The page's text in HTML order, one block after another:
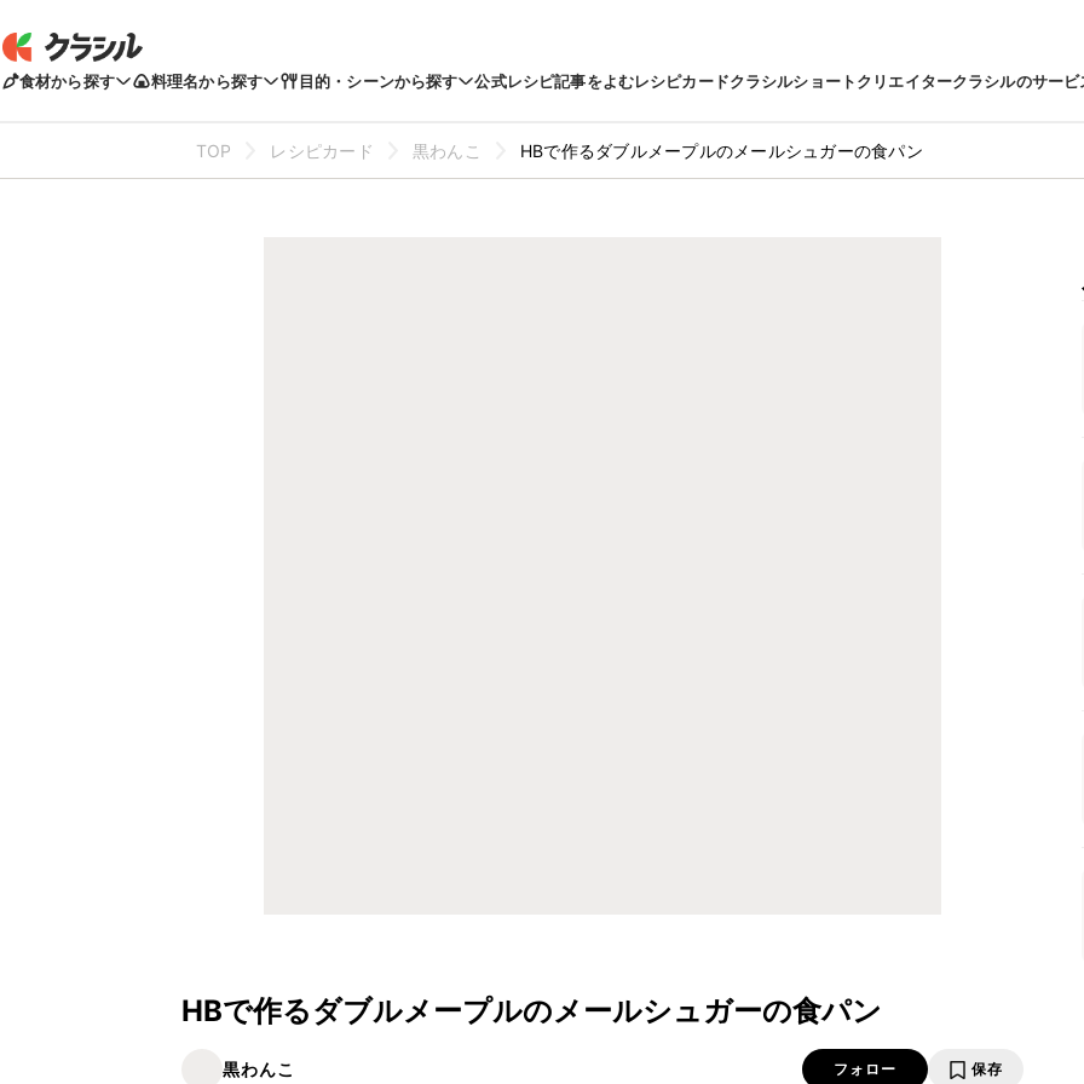
食材から探す 料理名から探す 目的・シーンから探す 公式レシピ記事をよむレシピカードクラシルショートクリエイタークラシルのサービ
TOP レシピカード 黒わんこ HBで作るダブルメープルのメールシュガーの食パン
HBで作るダブルメープルのメールシュガーの食パン
黒わんこ フォロー 保存